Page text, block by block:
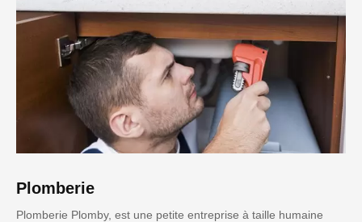
Plomberie
Plomberie Plomby, est une petite entreprise à taille humaine